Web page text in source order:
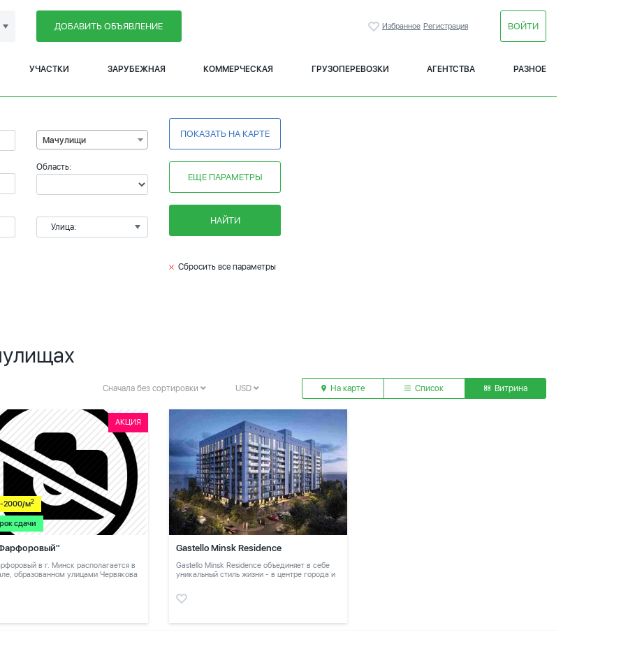
ДОБАВИТЬ ОБЪЯВЛЕНИЕ Избранное Регистрация ВОЙТИ
УЧАСТКИ ЗАРУБЕЖНАЯ КОММЕРЧЕСКАЯ ГРУЗОПЕРЕВОЗКИ АГЕНТСТВА РАЗНОЕ
Мачулищи
Область:
Улица:
ПОКАЗАТЬ НА КАРТЕ
ЕЩЕ ПАРАМЕТРЫ
НАЙТИ
Сбросить все параметры
Сначала без сортировки USD На карте Список Витрина
АКЦИЯ
2000/м2
сдачи
в г. Минск располагается в
образованном улицами Червякова
Gastello Minsk Residence
Gastello Minsk Residence объединяет в себе
уникальный стиль жизни - в центре города и